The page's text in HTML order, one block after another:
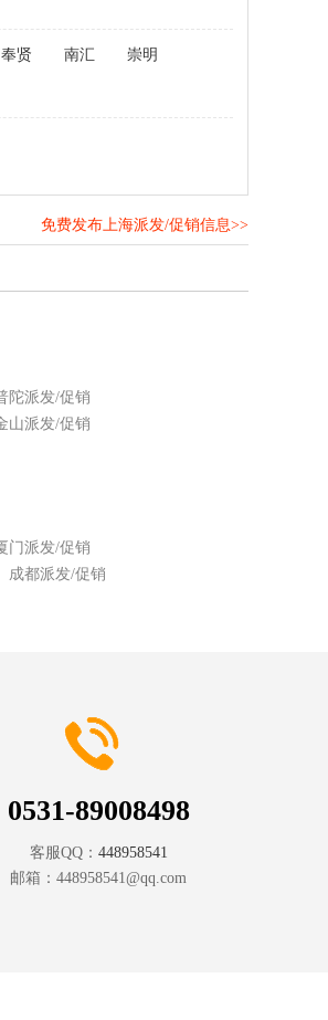
奉贤 南汇 崇明
免费发布上海派发/促销信息>>
陀派发/促销
山派发/促销
门派发/促销
成都派发/促销
0531-89008498
客服QQ： 448958541
邮箱： 448958541@qq.com